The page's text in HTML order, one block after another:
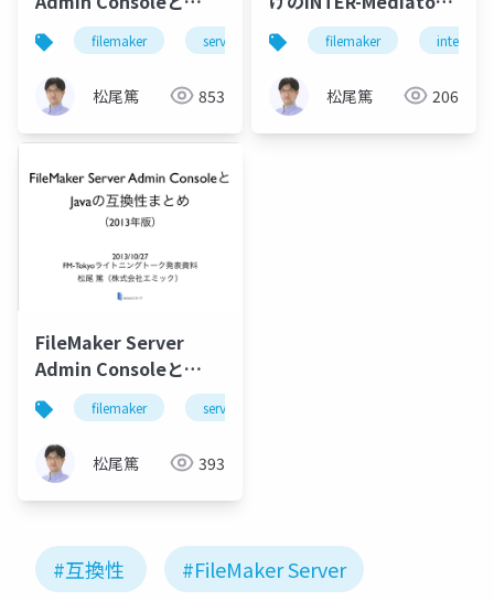
Javaの互換性まとめ
（2014年版）
filemaker server java
松尾篤 853
4.0の新機能
filemaker
松尾篤 206
FileMaker Server
Admin Consoleと
Javaの互換性まとめ
（2013年版）
filemaker server
松尾篤 393
#互換性 #FileMaker Server